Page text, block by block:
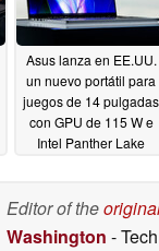
Asus lanza en EE.UU.
un nuevo portátil para
juegos de 14 pulgadas
con GPU de 115 W e
Intel Panther Lake
Editor of the
Washington -